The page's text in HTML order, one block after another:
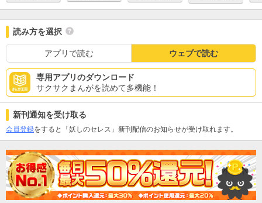
読み方を選択
アプリで読む ウェブで読む
専用アプリのダウンロード
サクサクまんがを読めて多機能！
新刊通知を受け取る
会員登録をすると「妖しのセレス」新刊配信のお知らせが受け取れます。